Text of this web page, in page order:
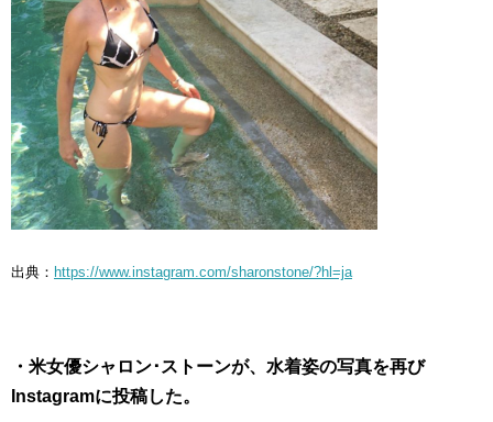
出典： https://www.instagram.com/sharonstone/?hl=ja
・米女優シャロン･ストーンが、水着姿の写真を再び
Instagramに投稿した。